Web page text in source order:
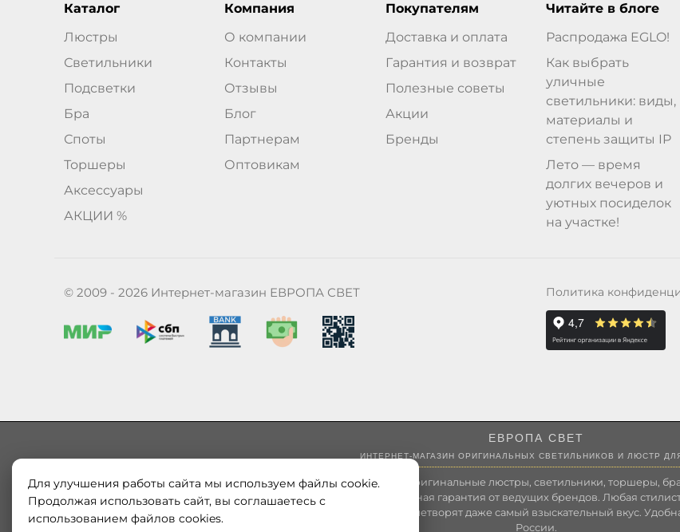
Каталог
Люстры
Светильники
Подсветки
Бра
Споты
Торшеры
Аксессуары
АКЦИИ %
Компания
О компании
Контакты
Отзывы
Блог
Партнерам
Оптовикам
Покупателям
Доставка и оплата
Гарантия и возврат
Полезные советы
Акции
Бренды
Читайте в блоге
Распродажа EGLO!
Как выбрать
уличные
светильники: виды,
материалы и
степень защиты IP
Лето — время
долгих вечеров и
уютных посиделок
на участке!
© 2009 - 2026 Интернет-магазин ЕВРОПА СВЕТ Политика
ЕВРОПА СВЕТ
ИНТЕРНЕТ-МАГАЗИН ОРИГИНАЛЬНЫХ СВЕТИЛЬНИКОВ И ЛЮСТР
Наш магазин «ЕВРОПА СВЕТ» поставляет и продает в России оригинальные люстры, светильники, торшеры,
Европы и России. Только оригинальная продукция. Полноценная гарантия от ведущих брендов. Любая
модерн от интернет-магазина europa-svet.ru позволит удовлетворят даже самый взыскательный вкус.
России.
Для улучшения работы сайта мы используем файлы cookie.
Продолжая использовать сайт, вы соглашаетесь с
использованием файлов cookies.